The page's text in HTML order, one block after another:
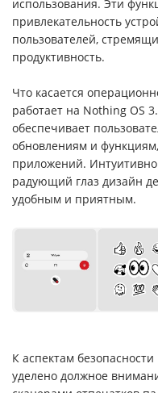
использования. Эти
привлекательность
пользователей,
продуктивность.
Что касается
работает на Nothing OS
обеспечивает
обновлениям и
приложений.
радующий глаз дизайн
удобным и приятным.
К аспектам
уделено должное